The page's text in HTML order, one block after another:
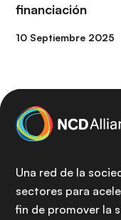
financiación
10 Septiembre 2025
Una red de la
sectores para
fin de promover la